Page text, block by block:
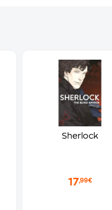
Sherlock
17,99€